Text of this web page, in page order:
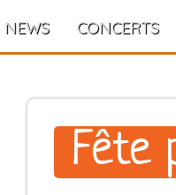
NEWS CONCERTS
Fête